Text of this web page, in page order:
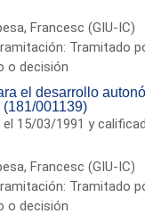
Francesc (GIU-IC)
Tramitado
o decisión
el desarrollo
001139)
15/03/1991 y
Francesc (GIU-IC)
Tramitado
o decisión